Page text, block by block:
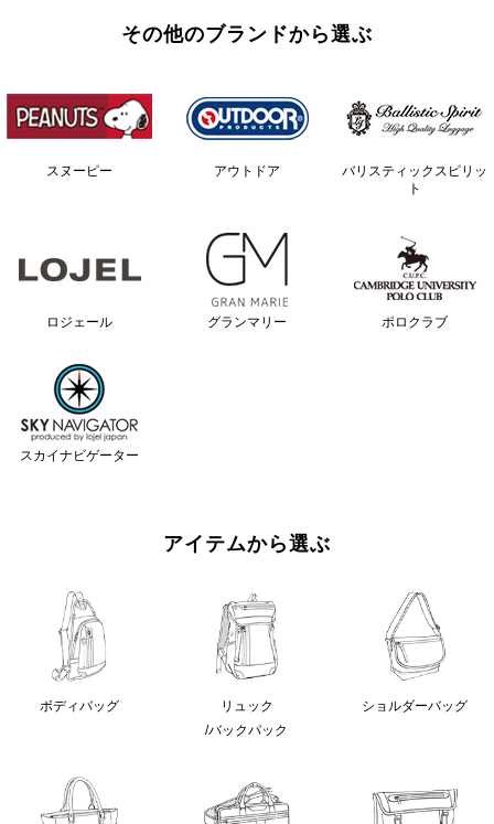
その他のブランドから選ぶ
スヌーピー アウトドア
バリスティックスピリッ
ト
ロジェール グランマリー ポロクラブ
スカイナビゲーター
アイテムから選ぶ
ボディバッグ
リュック
/バックパック
ショルダーバッグ